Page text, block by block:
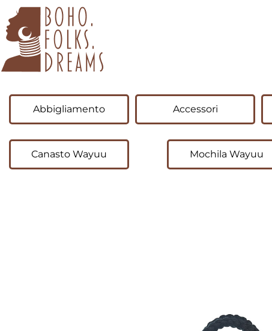
Abbigliamento Accessori
Canasto Wayuu Mochila Wayuu